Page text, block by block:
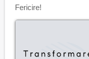
Fericire!